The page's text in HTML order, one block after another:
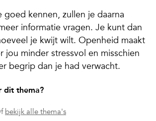
goed kennen, zullen je daarna
informatie vragen. Je kunt dan
je kwijt wilt. Openheid maakt
jou minder stressvol en misschien
begrip dan je had verwacht.
dit thema?
bekijk alle thema's